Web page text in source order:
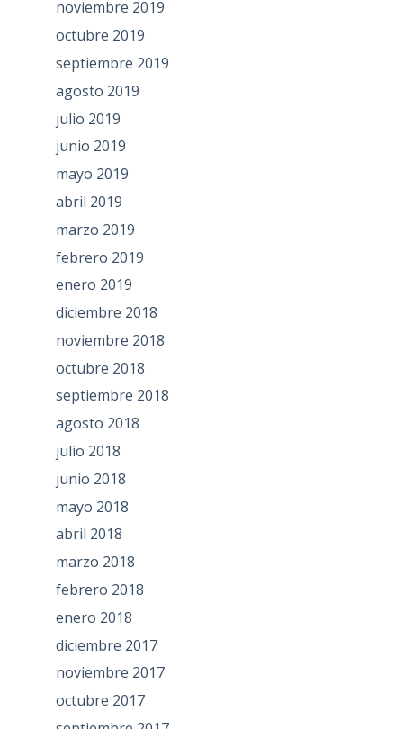
noviembre 2019
octubre 2019
septiembre 2019
agosto 2019
julio 2019
junio 2019
mayo 2019
abril 2019
marzo 2019
febrero 2019
enero 2019
diciembre 2018
noviembre 2018
octubre 2018
septiembre 2018
agosto 2018
julio 2018
junio 2018
mayo 2018
abril 2018
marzo 2018
febrero 2018
enero 2018
diciembre 2017
noviembre 2017
octubre 2017